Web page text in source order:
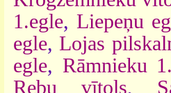
1.egle,Liepeņu
egle,Lojas
egle, Rāmnieku
Rebu vītols,